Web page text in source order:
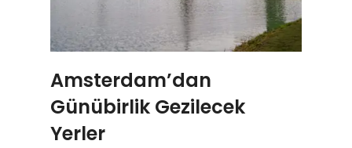
Amsterdam’dan
Günübirlik Gezilecek
Yerler